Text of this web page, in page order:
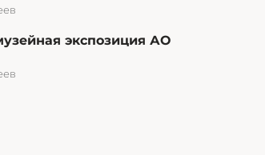
экспозиция АО